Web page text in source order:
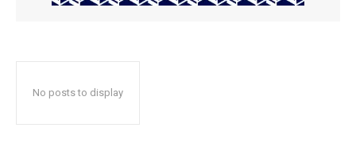
No posts to display